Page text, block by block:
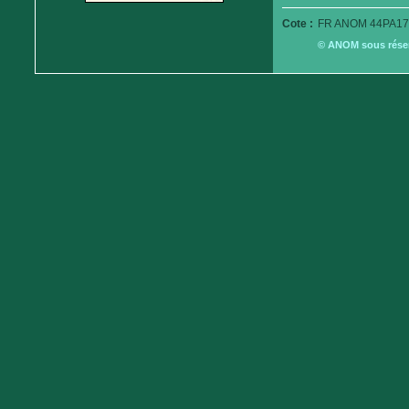
Cote : FR ANOM
© ANOM sous